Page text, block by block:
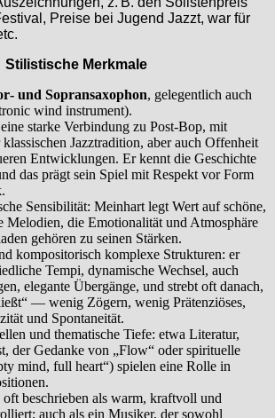
Preise bei Jugend Jazzt, war für
Stilistische Merkmale
und Sopransaxophon, gelegentlich auch
wind instrument).
starke Verbindung zu Post‑Bop, mit
Jazztradition, aber auch Offenheit
Entwicklungen. Er kennt die Geschichte
das prägt sein Spiel mit Respekt vor Form
Sensibilität: Meinhart legt Wert auf schöne,
Melodien, die Emotionalität und Atmosphäre
gehören zu seinen Stärken.
kompositorisch komplexe Strukturen: er
Tempi, dynamische Wechsel, auch
elegante Übergänge, und strebt oft danach,
— wenig Zögern, wenig Prätenziöses,
und Spontaneität.
und thematische Tiefe: etwa Literatur,
der Gedanke von „Flow“ oder spirituelle
mind, full heart“) spielen eine Rolle in
beschrieben als warm, kraftvoll und
auch als ein Musiker, der sowohl